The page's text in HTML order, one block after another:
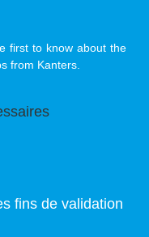
first to know about the
from Kanters.
fins de validation